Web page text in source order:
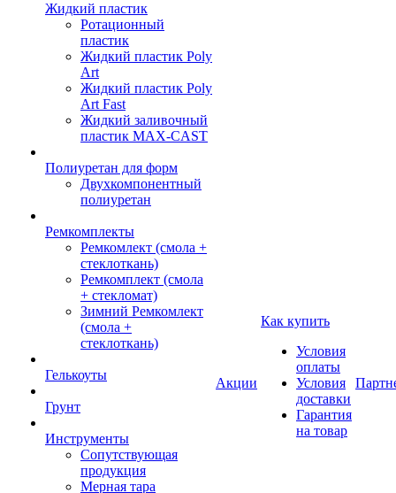
Жидкий пластик
Ротационный
пластик
Жидкий пластик Poly
Art
Жидкий пластик Poly
Art Fast
Жидкий заливочный
пластик MAX-CAST
Полиуретан для форм
Двухкомпонентный
полиуретан
Ремкомплекты
Ремкомлект (смола +
стеклоткань)
Ремкомплект (смола
+ стекломат)
Зимний Ремкомлект
(смола +
стеклоткань)
Гелькоуты
Грунт
Инструменты
Сопутствующая
продукция
Мерная тара
Акции
Как купить
Условия
оплаты
Условия
доставки
Гарантия
на товар